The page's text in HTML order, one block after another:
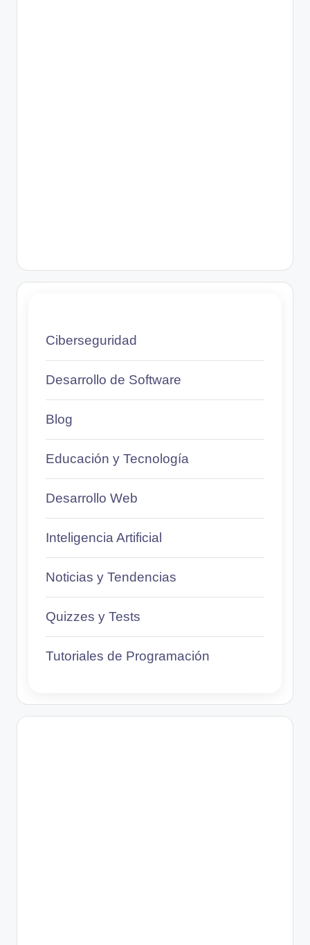
Ciberseguridad
Desarrollo de Software
Blog
Educación y Tecnología
Desarrollo Web
Inteligencia Artificial
Noticias y Tendencias
Quizzes y Tests
Tutoriales de Programación